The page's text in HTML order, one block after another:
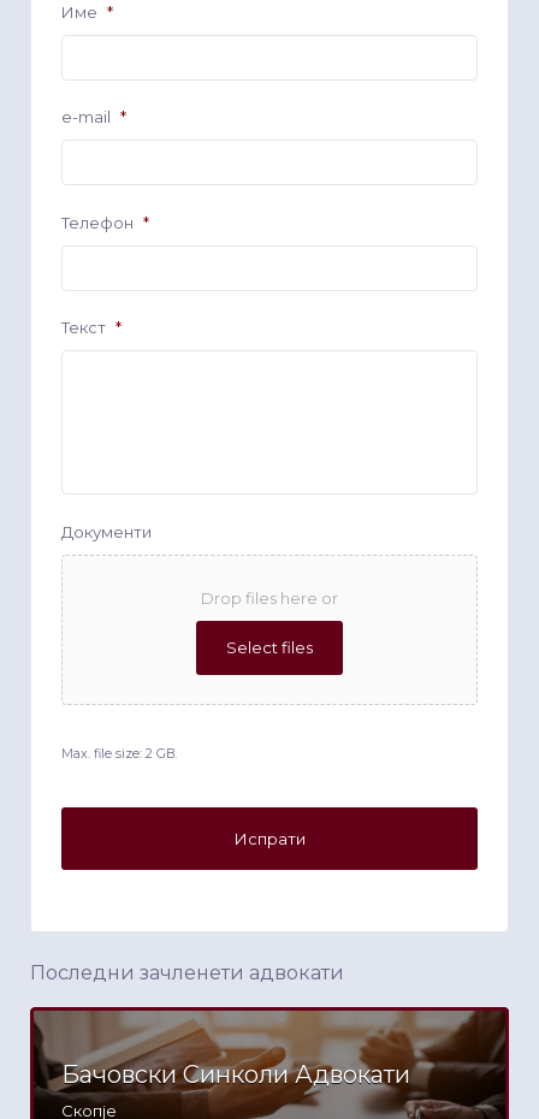
Име *
e-mail *
Телефон *
Текст *
Документи
Drop files here or
Select files
Max. file size: 2 GB.
Последни зачленети адвокати
Бачовски Синколи Адвокати
Скопје